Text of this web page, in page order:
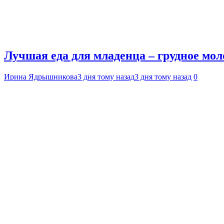
Лучшая еда для младенца – грудное
Ирина Ядрышникова3 дня тому назад3 дня тому назад 0